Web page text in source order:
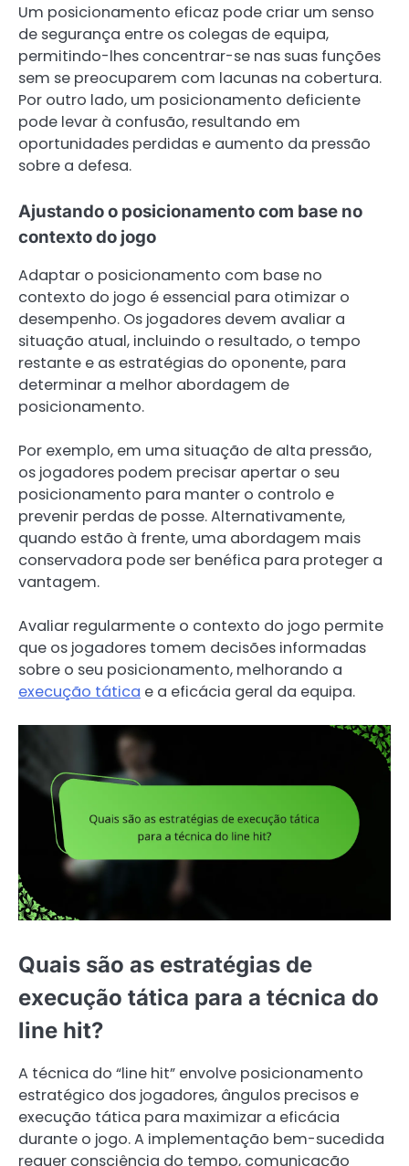
Um posicionamento eficaz pode criar um senso
de segurança entre os colegas de equipa,
permitindo-lhes concentrar-se nas suas funções
sem se preocuparem com lacunas na cobertura.
Por outro lado, um posicionamento deficiente
pode levar à confusão, resultando em
oportunidades perdidas e aumento da pressão
sobre a defesa.
Ajustando o posicionamento com base no
contexto do jogo
Adaptar o posicionamento com base no
contexto do jogo é essencial para otimizar o
desempenho. Os jogadores devem avaliar a
situação atual, incluindo o resultado, o tempo
restante e as estratégias do oponente, para
determinar a melhor abordagem de
posicionamento.
Por exemplo, em uma situação de alta pressão,
os jogadores podem precisar apertar o seu
posicionamento para manter o controlo e
prevenir perdas de posse. Alternativamente,
quando estão à frente, uma abordagem mais
conservadora pode ser benéfica para proteger a
vantagem.
Avaliar regularmente o contexto do jogo permite
que os jogadores tomem decisões informadas
sobre o seu posicionamento, melhorando a
execução tática e a eficácia geral da equipa.
Quais são as estratégias de
execução tática para a técnica do
line hit?
A técnica do “line hit” envolve posicionamento
estratégico dos jogadores, ângulos precisos e
execução tática para maximizar a eficácia
durante o jogo. A implementação bem-sucedida
requer consciência do tempo, comunicação